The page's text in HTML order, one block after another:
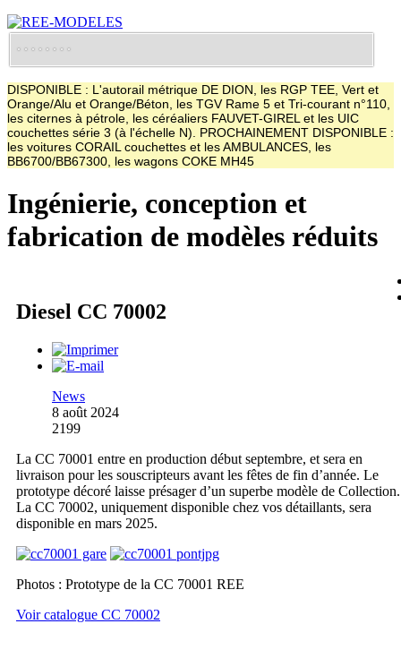
DISPONIBLE : L'autorail métrique DE DION, les RGP TEE, Vert et
Orange/Alu et Orange/Béton, les TGV Rame 5 et Tri-courant n°110,
les citernes à pétrole, les céréaliers FAUVET-GIREL et les UIC
couchettes série 3 (à l'échelle N). PROCHAINEMENT DISPONIBLE :
les voitures CORAIL couchettes et les AMBULANCES, les
BB6700/BB67300, les wagons COKE MH45
Ingénierie, conception et
fabrication de modèles réduits
Diesel CC 70002
News
8 août 2024
2199
La CC 70001 entre en production début septembre, et sera en
livraison pour les souscripteurs avant les fêtes de fin d’année. Le
prototype décoré laisse présager d’un superbe modèle de Collection.
La CC 70002, uniquement disponible chez vos détaillants, sera
disponible en mars 2025.
Photos : Prototype de la CC 70001 REE
Voir catalogue CC 70002